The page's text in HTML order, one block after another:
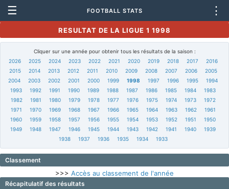
☰ FOOTBALL STATS ⋮
RESULTAT DE LA LIGUE 1 1998
Cliquer sur une année pour obtenir tous les résultats de la saison :
2026
2025 2024 2023 2022 2021 2020 2019 2018 2017
2016
2015
2014 2013 2012 2011 2010 2009 2008 2007 2006
2005
2004
2003 2002 2001 2000 1999 1998 1997 1996 1995
1994
1993
1992 1991 1990 1989 1988 1987 1986 1985 1984
1983
1982
1981 1980 1979 1978 1977 1976 1975 1974 1973
1972
1971
1970 1969 1968 1967 1966 1965 1964 1963 1962
1961
1960
1959 1958 1957 1956 1955 1954 1953 1952 1951
1950
1949
1948 1947 1946 1945 1944 1943 1942 1941 1940
1939
1938
1937 1936 1935 1934 1933
Classement
>>> Accès au classement de l'année
Récapitulatif des résultats